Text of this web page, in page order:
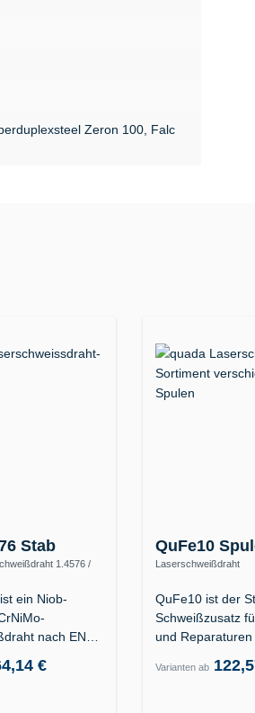
Zeron 100, Falc
Stab
1.4576 /
ein Niob-
nach EN
€
QuFe10
Laserschweißdraht
QuFe10 ist der
Schweißzusatz
und Reparaturen
Varianten ab